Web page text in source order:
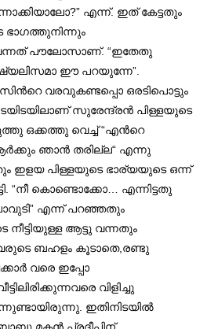
എന്ന്. ഇത് കേട്ടതും
ഭാഗത്തുനിന്നും
പൗലോസാണ്‌. “ഇതേതു
ഈ പറയുന്നേ”.
വരവുകണ്ടപ്പൊ ഒരടിപൊട്ടും
സുരേന്ദ്രൻ പിള്ളയുടെ
ഒക്കത്തു വെച്ച് “എന്‍റെ
ഞാൻ തരില്ല“ എന്നു
ഇളയ പിള്ളയുടെ ഭാര്യയുടെ ഒന്ന്
“നീ കൊണ്ടൊക്കോ… എന്നിട്ടതു
എന്ന് പറഞ്ഞതും
നീട്ടിയുള്ള ആട്ടു വന്നതും
ബഹളം കൂടാതെ,രണ്ടു
വരെ ഇപ്പോ
വിളിച്ചു
ഇതിനിടയിൽ